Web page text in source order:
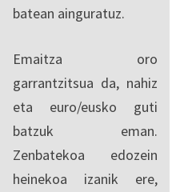
batean ainguratuz.
Emaitza oro
garrantzitsua da, nahiz
eta euro/eusko guti
batzuk eman.
Zenbatekoa edozein
heinekoa izanik ere,